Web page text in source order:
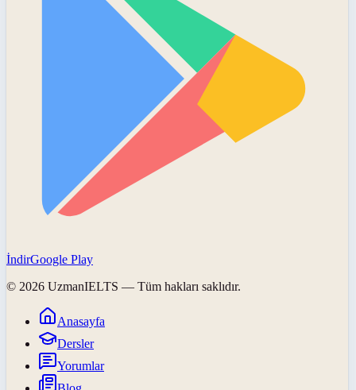
İndirGoogle Play
© 2026 UzmanIELTS — Tüm hakları saklıdır.
Anasayfa
Dersler
Yorumlar